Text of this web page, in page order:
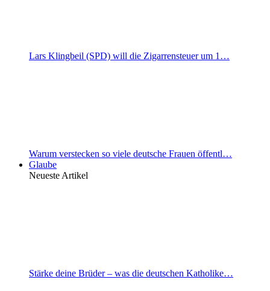
Lars Klingbeil (SPD) will die Zigarrensteuer um 1…
Warum verstecken so viele deutsche Frauen öffentl…
Glaube
Neueste Artikel
Stärke deine Brüder – was die deutschen Katholike…